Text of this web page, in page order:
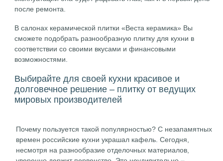
после ремонта.
В салонах керамической плитки «Веста керамика» Вы
сможете подобрать разнообразную плитку для кухни в
соответствии со своими вкусами и финансовыми
возможностями.
Выбирайте для своей кухни красивое и
долговечное решение – плитку от ведущих
мировых производителей
Почему пользуется такой популярностью? С незапамятных
времен российские кухни украшал кафель. Сегодня,
несмотря на разнообразие отделочных материалов,